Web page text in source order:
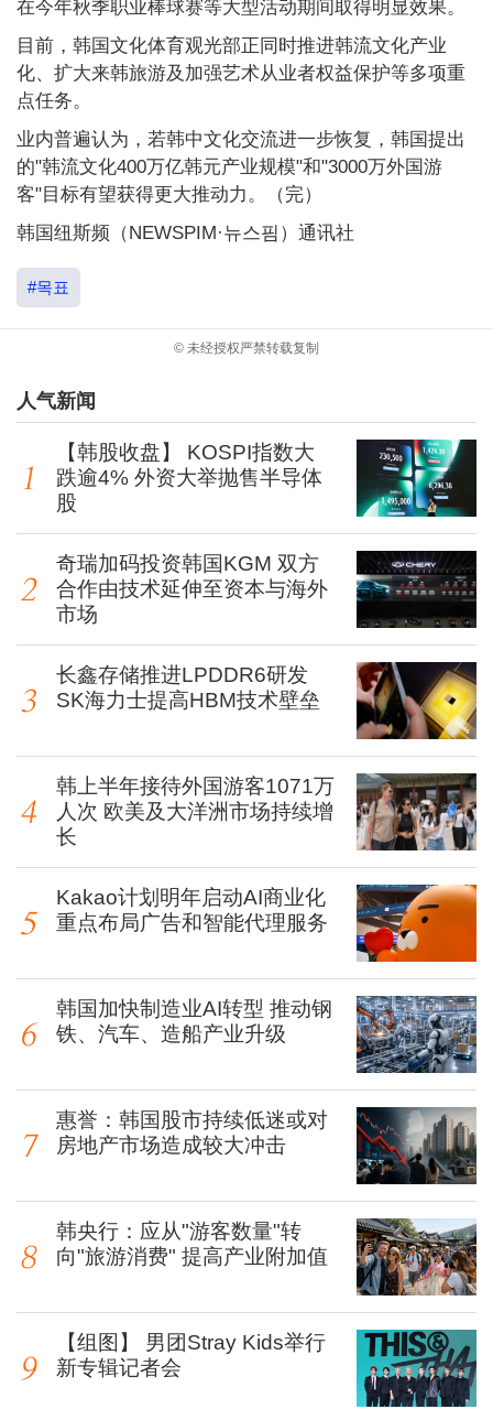
在今年秋季职业棒球赛等大型活动期间取得明显效果。
目前，韩国文化体育观光部正同时推进韩流文化产业
化、扩大来韩旅游及加强艺术从业者权益保护等多项重
点任务。
业内普遍认为，若韩中文化交流进一步恢复，韩国提出
的"韩流文化400万亿韩元产业规模"和"3000万外国游
客"目标有望获得更大推动力。（完）
韩国纽斯频（NEWSPIM·뉴스핌）通讯社
#목표
© 未经授权严禁转载复制
人气新闻
【韩股收盘】 KOSPI指数大
跌逾4% 外资大举抛售半导体
股
奇瑞加码投资韩国KGM 双方
合作由技术延伸至资本与海外
市场
长鑫存储推进LPDDR6研发
SK海力士提高HBM技术壁垒
韩上半年接待外国游客1071万
人次 欧美及大洋洲市场持续增
长
Kakao计划明年启动AI商业化
重点布局广告和智能代理服务
韩国加快制造业AI转型 推动钢
铁、汽车、造船产业升级
惠誉：韩国股市持续低迷或对
房地产市场造成较大冲击
韩央行：应从"游客数量"转
向"旅游消费" 提高产业附加值
【组图】 男团Stray Kids举行
新专辑记者会